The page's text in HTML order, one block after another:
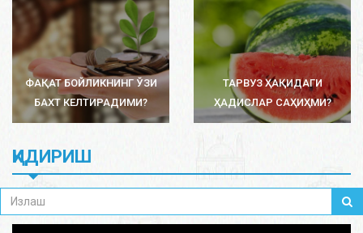
ФАҚАТ БОЙЛИКНИНГ ЎЗИ
БАХТ КЕЛТИРАДИМИ?
ТАРВУЗ ҲАҚИДАГИ
ҲАДИСЛАР САҲИҲМИ?
ҚИДИРИШ